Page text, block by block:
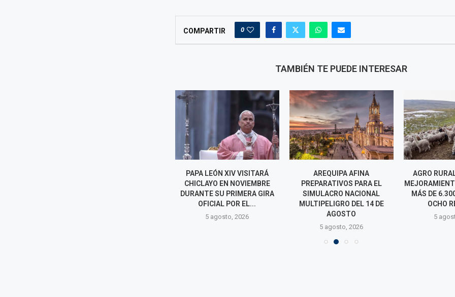
COMPARTIR 0
TAMBIÉN TE PUEDE INTERESAR
PAPA LEÓN XIV VISITARÁ
CHICLAYO EN NOVIEMBRE
DURANTE SU PRIMERA GIRA
OFICIAL POR EL...
5 agosto, 2026
AREQUIPA AFINA
PREPARATIVOS PARA EL
SIMULACRO NACIONAL
MULTIPELIGRO DEL 14 DE
AGOSTO
5 agosto, 2026
AGRO
MÁS DE
OCHO
5